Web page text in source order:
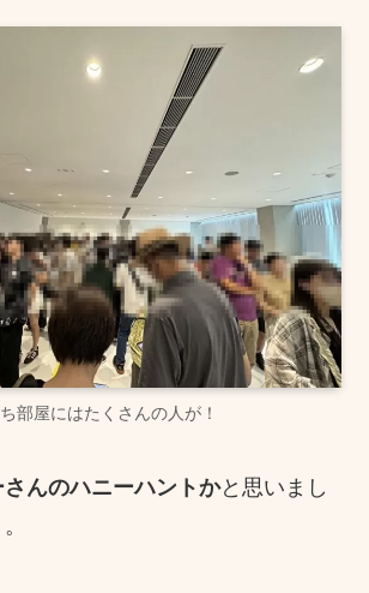
部屋にはたくさんの人が！
さんのハニーハントかと思いまし